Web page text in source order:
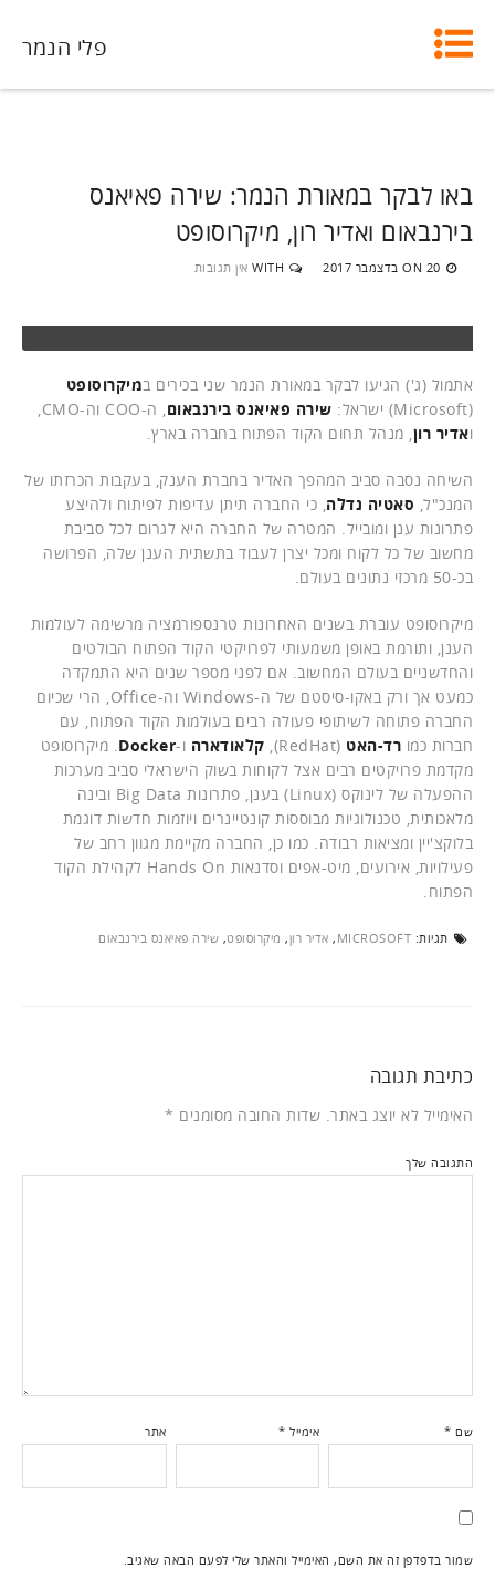
פלי הנמר
באו לבקר במאורת הנמר: שירה פאיאנס
בירנבאום ואדיר רון, מיקרוסופט
ON 20 בדצמבר 2017 WITH אין תגובות
אתמול (ג') הגיעו לבקר במאורת הנמר שני בכירים במיקרוסופט
(Microsoft) ישראל:
שירה פאיאנס בירנבאום
, ה-COO וה-CMO,
ואדיר רון, מנהל תחום הקוד הפתוח בחברה בארץ.
השיחה נסבה סביב המהפך האדיר בחברת הענק, בעקבות הכרזתו של
המנכ"ל, סאטיה נדלה, כי החברה תיתן עדיפות לפיתוח ולהיצע
פתרונות ענן ומובייל. המטרה של החברה היא לגרום לכל סביבת
מחשוב של כל לקוח ומכל יצרן לעבוד בתשתית הענן שלה, הפרושה
בכ-50 מרכזי נתונים בעולם.
מיקרוסופט עוברת בשנים האחרונות טרנספורמציה מרשימה לעולמות
הענן, ותורמת באופן משמעותי לפרויקטי הקוד הפתוח הבולטים
והחדשניים בעולם המחשוב. אם לפני מספר שנים היא התמקדה
כמעט אך ורק באקו-סיסטם של ה-Windows וה-Office, הרי שכיום
החברה פתוחה לשיתופי פעולה רבים בעולמות הקוד הפתוח, עם
חברות כמו רד-האט (RedHat), קלאודארה ו-Docker. מיקרוסופט
מקדמת פרויקטים רבים אצל לקוחות בשוק הישראלי סביב מערכות
ההפעלה של לינוקס (Linux) בענן, פתרונות Big Data ובינה
מלאכותית, טכנולוגיות מבוססות קונטיינרים ויוזמות חדשות דוגמת
בלוקצ'יין ומציאות רבודה. כמו כן, החברה מקיימת מגוון רחב של
פעילויות, אירועים, מיט-אפים וסדנאות Hands On לקהילת הקוד
הפתוח.
תגיות: MICROSOFT
, אדיר רון, מיקרוסופט, שירה פאיאנס בירנבאום
כתיבת תגובה
האימייל לא יוצג באתר. שדות החובה מסומנים *
התגובה שלך
שם * אימייל * אתר
שמור בדפדפן זה את השם, האימייל והאתר שלי לפעם הבאה שאגיב.